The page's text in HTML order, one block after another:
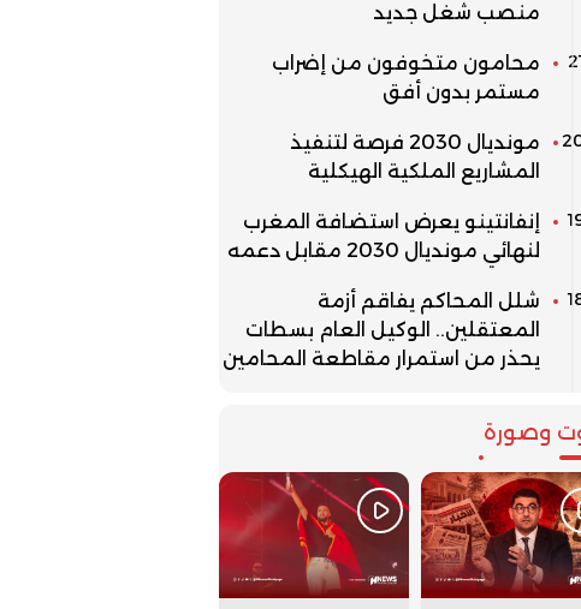
منصب شغل جديد
محامون متخوفون من إضراب
مستمر بدون أفق
مونديال 2030 فرصة لتنفيذ
المشاريع الملكية الهيكلية
إنفانتينو يعرض استضافة المغرب
لنهائي مونديال 2030 مقابل دعمه
شلل المحاكم يفاقم أزمة
المعتقلين.. الوكيل العام بسطات
يحذر من استمرار مقاطعة المحامين
وصورة